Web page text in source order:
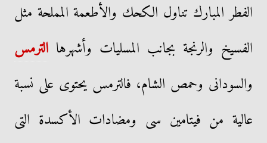
الفطر المبارك تناول الكحك والأطعمة المملحة مثل
الفسيخ والرنجة بجانب المسليات وأشهرها الترمس
والسودانى وحمص الشام، فالترمس يحتوى على نسبة
عالية من فيتامين سى ومضادات الأكسدة التى